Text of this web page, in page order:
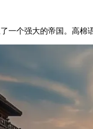
一个强大的帝国。高棉